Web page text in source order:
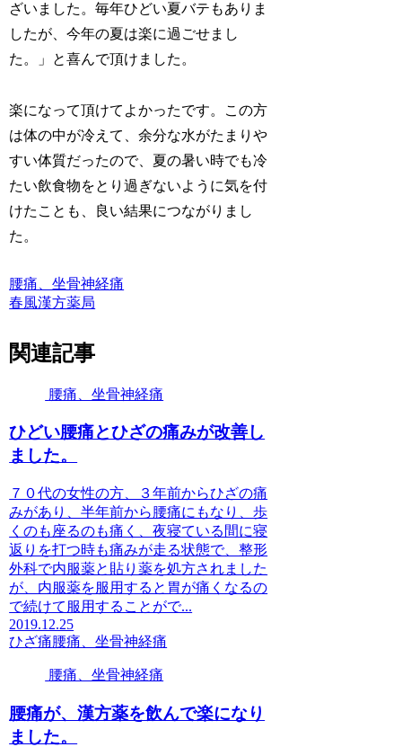
ざいました。毎年ひどい夏バテもありま
したが、今年の夏は楽に過ごせまし
た。」と喜んで頂けました。
楽になって頂けてよかったです。この方
は体の中が冷えて、余分な水がたまりや
すい体質だったので、夏の暑い時でも冷
たい飲食物をとり過ぎないように気を付
けたことも、良い結果につながりまし
た。
腰痛、坐骨神経痛
春風漢方薬局
関連記事
腰痛、坐骨神経痛
ひどい腰痛とひざの痛みが改善し
ました。
７０代の女性の方、３年前からひざの痛
みがあり、半年前から腰痛にもなり、歩
くのも座るのも痛く、夜寝ている間に寝
返りを打つ時も痛みが走る状態で、整形
外科で内服薬と貼り薬を処方されました
が、内服薬を服用すると胃が痛くなるの
で続けて服用することがで...
2019.12.25
ひざ痛腰痛、坐骨神経痛
腰痛、坐骨神経痛
腰痛が、漢方薬を飲んで楽になり
ました。